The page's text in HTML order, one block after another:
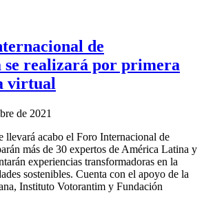
de
se realizará por primera
virtual
de 2021
llevará acabo el Foro Internacional de
más de 30 expertos de América Latina y
experiencias transformadoras en la
sostenibles. Cuenta con el apoyo de la
Instituto Votorantim y Fundación